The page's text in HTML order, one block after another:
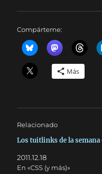
Compárteme:
Más
Relacionado
Los tuitlinks de la semana
2011.12.18
En «CSS (y más)»